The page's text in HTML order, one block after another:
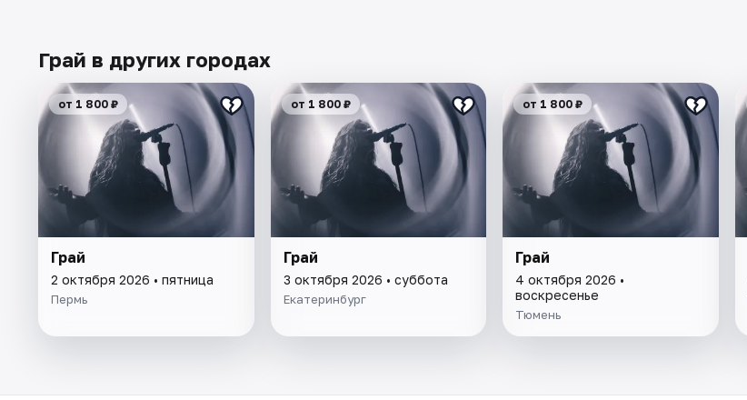
Грай в других городах
от 1 800 ₽
Грай
2 октября 2026 • пятница
Пермь
от 1 800 ₽
Грай
3 октября 2026 • суббота
Екатеринбург
от 1 800 ₽
Грай
4 октября 2026 •
воскресенье
Тюмень